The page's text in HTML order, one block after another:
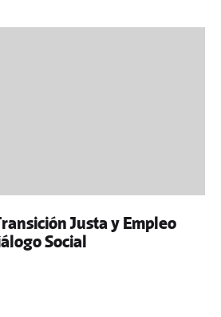
Justa y Empleo
Social